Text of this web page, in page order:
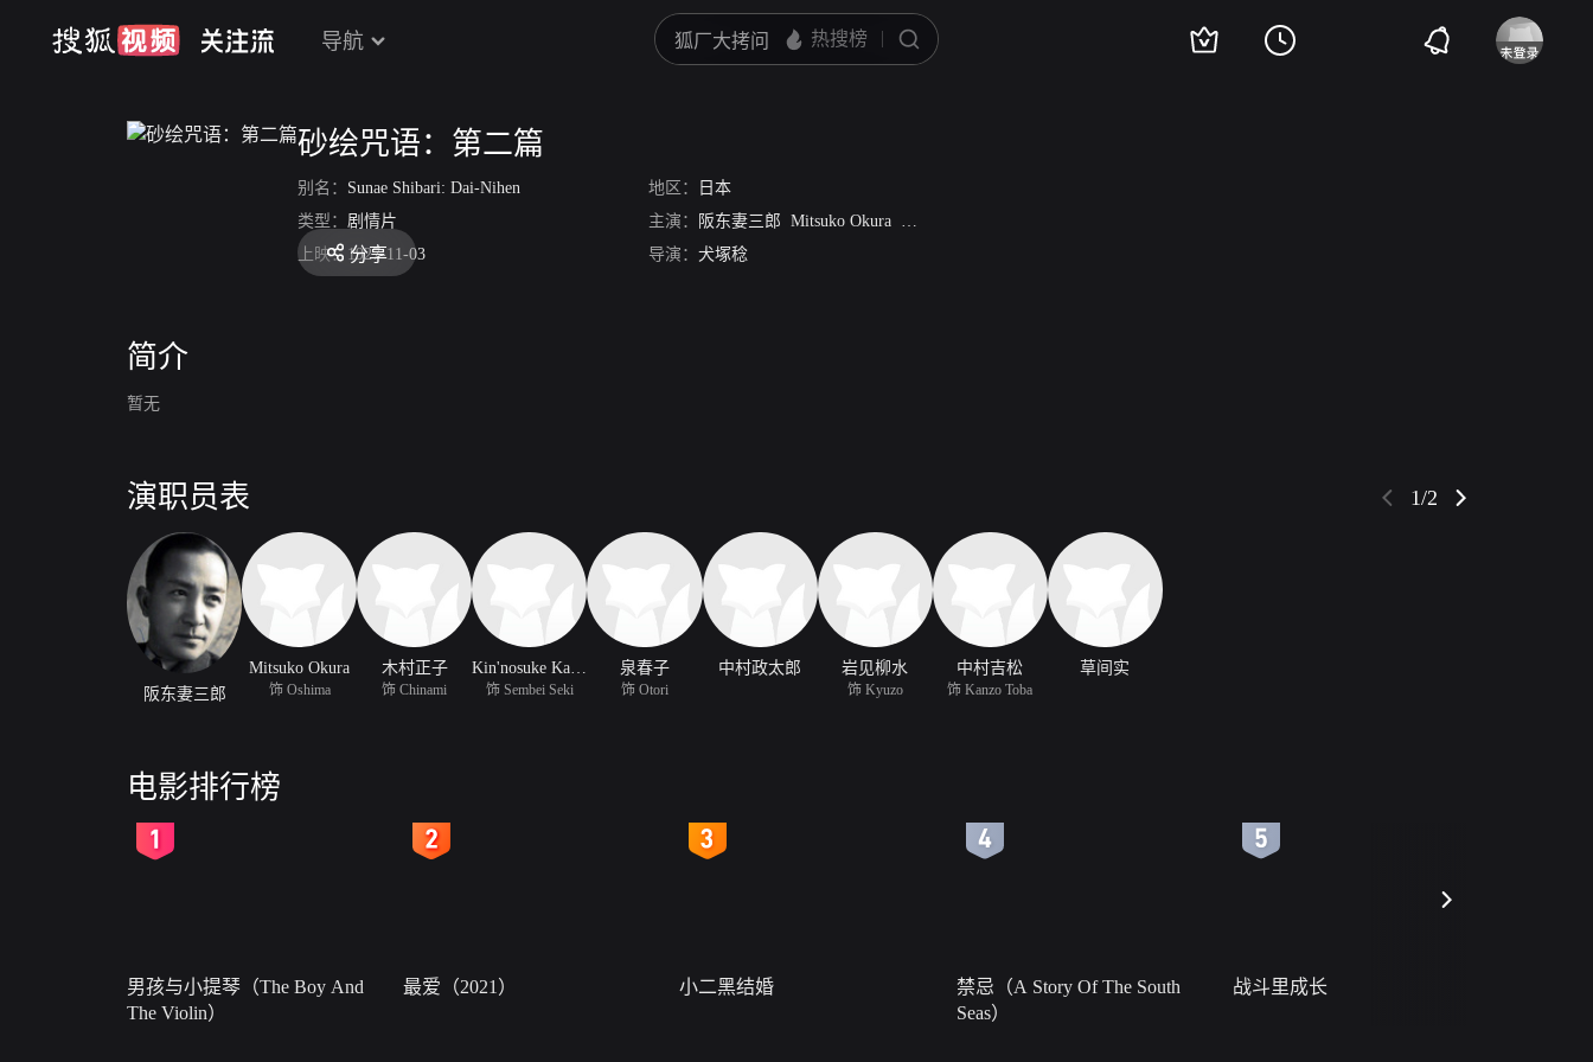
导航
砂绘咒语：第二篇
别名： Sunae Shibari: Dai-Nihen 地区：
日本
类型： 剧情片 主演： 阪东妻三郎 Mitsuko Okura 木村正子
上映： 1927-11-03 导演： 犬塚稔
分享
简介
暂无
演职员表 1/2
阪东妻三郎
Mitsuko Okura
饰 Oshima
木村正子
饰 Chinami
Kin'nosuke Kanai
饰 Sembei Seki
泉春子
饰 Otori
中村政太郎 岩见柳水
饰 Kyuzo
中村吉松
饰 Kanzo Toba
草间实
电影排行榜
男孩与小提琴（The Boy And
The Violin）
最爱（2021） 小二黑结婚
禁忌（A Story Of The South
Seas）
战斗里成长